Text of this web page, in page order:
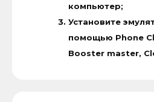
компьютер;
Установите
помощью Phone
Booster master,